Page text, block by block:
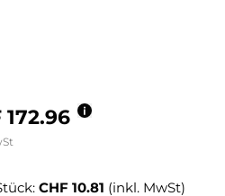
172.96
CHF 10.81 (inkl. MwSt)